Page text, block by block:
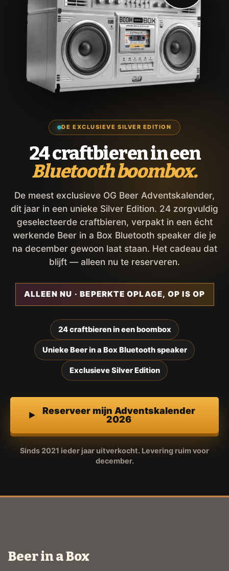
DE EXCLUSIEVE SILVER EDITION
24 craftbieren in een
Bluetooth boombox.
De meest exclusieve OG Beer Adventskalender,
dit jaar in een unieke Silver Edition. 24 zorgvuldig
geselecteerde craftbieren, verpakt in een écht
werkende Beer in a Box Bluetooth speaker die je
na december gewoon laat staan. Het cadeau dat
blijft — alleen nu te reserveren.
ALLEEN NU · BEPERKTE OPLAGE, OP IS OP
24 craftbieren in een boombox
Unieke Beer in a Box Bluetooth speaker
Exclusieve Silver Edition
Reserveer mijn Adventskalender
2026
Sinds 2021 ieder jaar uitverkocht. Levering ruim voor
december.
Beer in a Box